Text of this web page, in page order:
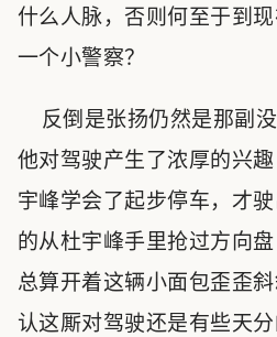
什么人脉，否则何至于到
一个小警察？
反倒是张扬仍然是那副
他对驾驶产生了浓厚的兴
宇峰学会了起步停车，才
的从杜宇峰手里抢过方向
总算开着这辆小面包歪歪
认这厮对驾驶还是有些天